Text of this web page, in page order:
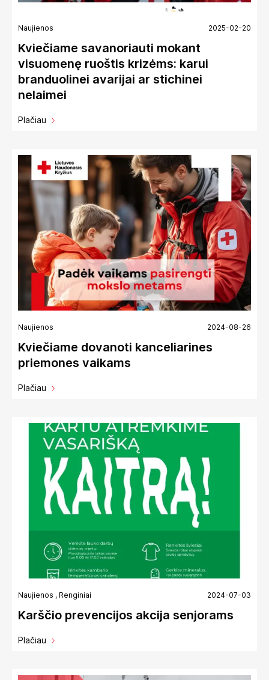
Naujienos 2025-02-20
Kviečiame savanoriauti mokant
visuomenę ruoštis krizėms: karui
branduolinei avarijai ar stichinei
nelaimei
Plačiau
Naujienos 2024-08-26
Kviečiame dovanoti kanceliarines
priemones vaikams
Plačiau
Naujienos , Renginiai 2024-07-03
Karščio prevencijos akcija senjorams
Plačiau